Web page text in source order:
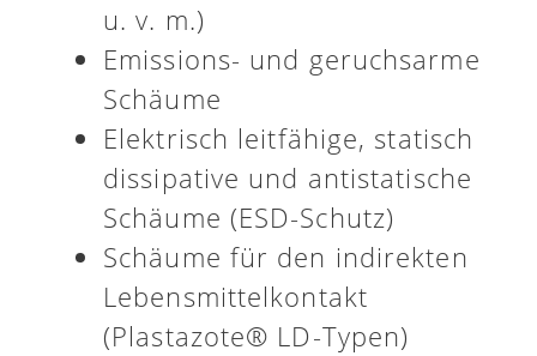
u. v. m.)
Emissions- und geruchsarme
Schäume
Elektrisch leitfähige, statisch
dissipative und antistatische
Schäume (ESD-Schutz)
Schäume für den indirekten
Lebensmittelkontakt
(Plastazote® LD-Typen)